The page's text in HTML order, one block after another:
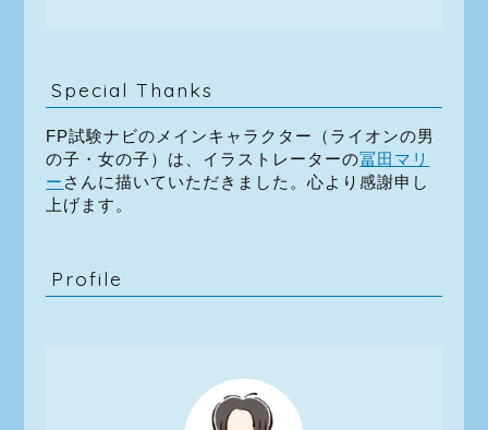
Special Thanks
FP試験ナビのメインキャラクター（ライオンの男
の子・女の子）は、イラストレーターの冨田マリ
ー さんに描いていただきました。心より感謝申し
上げます。
Profile